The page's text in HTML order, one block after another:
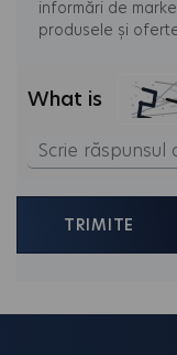
informări de
produsele și
What is
Solve
the